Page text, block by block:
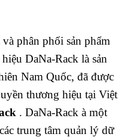
phân phối sản phẩm
DaNa-Rack là sản
Nam Quốc, đã được
thương hiệu tại Việt
. DaNa-Rack à một
trung tâm quản lý dữ